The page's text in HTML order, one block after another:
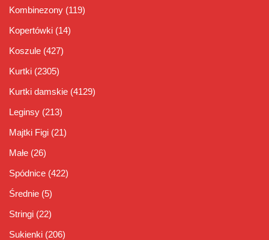
Kombinezony (119)
Kopertówki (14)
Koszule (427)
Kurtki (2305)
Kurtki damskie (4129)
Leginsy (213)
Majtki Figi (21)
Małe (26)
Spódnice (422)
Średnie (5)
Stringi (22)
Sukienki (206)